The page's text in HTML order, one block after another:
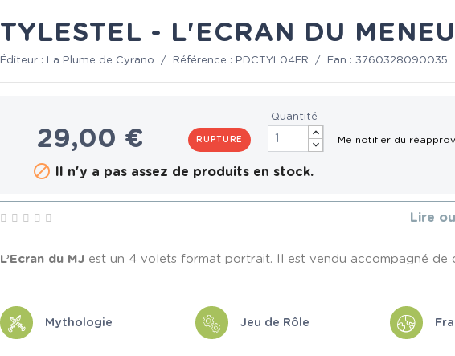
TYLESTEL - L'ECRAN DU
Éditeur : La Plume de Cyrano / Référence : PDCTYL04FR / Ean :3760328090035
29,00 € RUPTURE
Quantité
 Il n'y a pas assez de produits en stock.
Lire
L’Ecran du MJ est un 4 volets format portrait. Il est vendu accompagné de
Mythologie Jeu de Rôle